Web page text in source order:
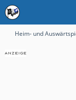
Heim- und